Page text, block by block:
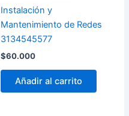
Instalación y
Mantenimiento de Redes
3134545577
$60.000
Añadir al carrito